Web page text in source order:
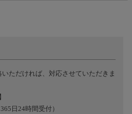
ただければ、対応させていただきま
365日24時間受付）